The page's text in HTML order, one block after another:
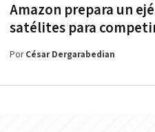
Amazon prepara un
satélites para
PorCésar Dergarabedian